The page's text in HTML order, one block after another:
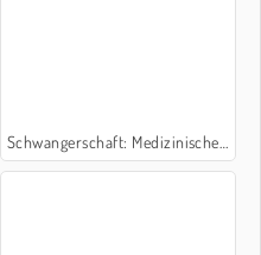
Schwangerschaft: Medizinischer Notfall